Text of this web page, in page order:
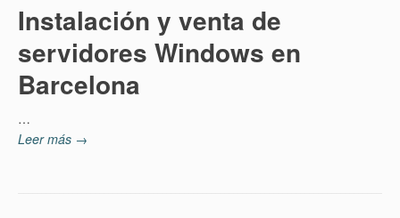
Instalación y venta de
servidores Windows en
Barcelona
…
Leer más →